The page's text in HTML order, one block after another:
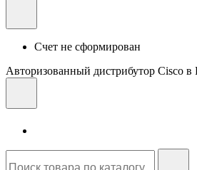
Счет не сформирован
Авторизованный дистрибутор Cisco